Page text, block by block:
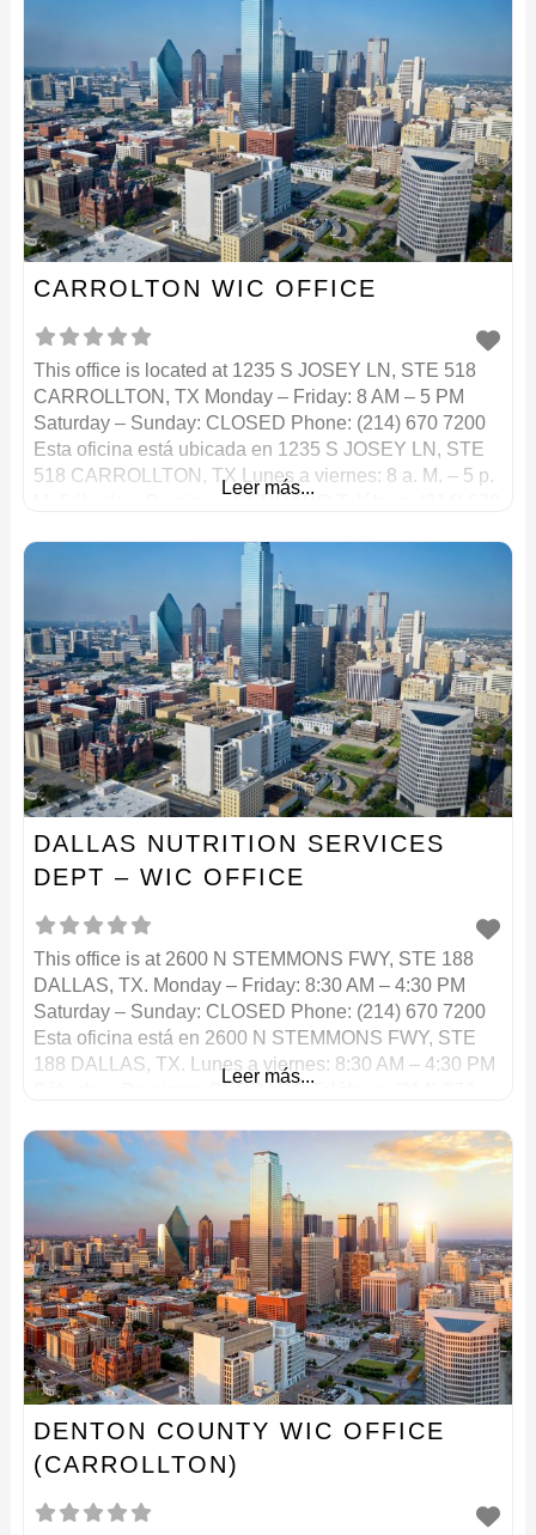
CARROLTON WIC OFFICE
This office is located at 1235 S JOSEY LN, STE 518
CARROLLTON, TX Monday – Friday: 8 AM – 5 PM
Saturday – Sunday: CLOSED Phone: (214) 670 7200
Esta oficina está ubicada en 1235 S JOSEY LN, STE
518 CARROLLTON, TX Lunes a viernes: 8 a. M. – 5 p.
Leer más...
DALLAS NUTRITION SERVICES
DEPT – WIC OFFICE
This office is at 2600 N STEMMONS FWY, STE 188
DALLAS, TX. Monday – Friday: 8:30 AM – 4:30 PM
Saturday – Sunday: CLOSED Phone: (214) 670 7200
Esta oficina está en 2600 N STEMMONS FWY, STE
188 DALLAS, TX. Lunes a viernes: 8:30 AM – 4:30 PM
Leer más...
DENTON COUNTY WIC OFFICE
(CARROLLTON)